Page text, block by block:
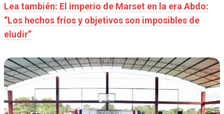
Lea también: El imperio de Marset en la era Abdo:
“Los hechos fríos y objetivos son imposibles de
eludir”